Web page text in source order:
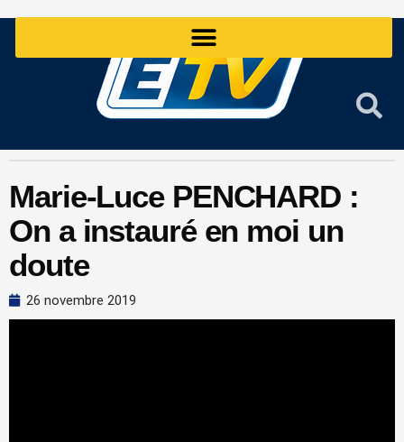
Marie-Luce PENCHARD :
On a instauré en moi un
doute
26 novembre 2019